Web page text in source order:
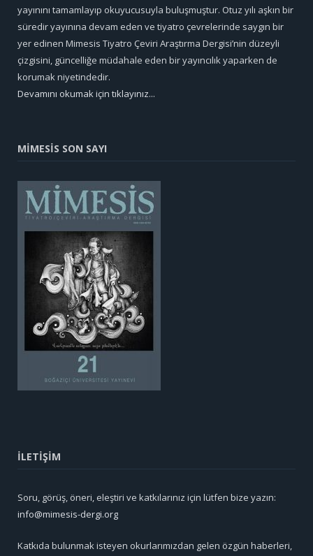
yayınını tamamlayıp okuyucusuyla buluşmuştur. Otuz yılı aşkın bir
süredir yayınına devam eden ve tiyatro çevrelerinde saygın bir
yer edinen Mimesis Tiyatro Çeviri Araştırma Dergisi’nin düzeyli
çizgisini, güncelliğe müdahale eden bir yayıncılık yaparken de
korumak niyetindedir.
Devamını okumak için tıklayınız...
MİMESİS SON SAYI
İLETİŞİM
Soru, görüş, öneri, eleştiri ve katkılarınız için lütfen bize yazın:
info@mimesis-dergi.org
Katkıda bulunmak isteyen okurlarımızdan gelen özgün haberleri,